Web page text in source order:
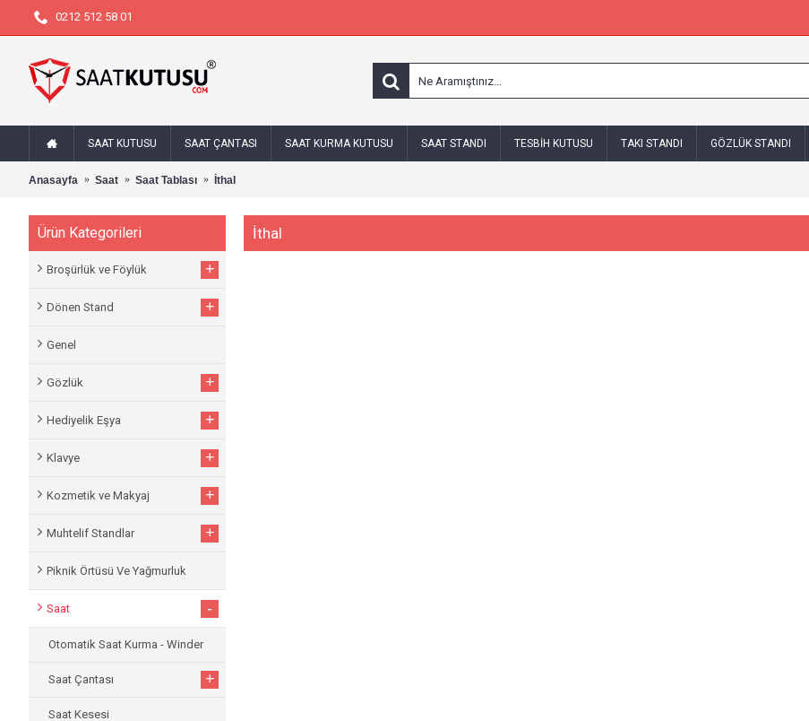
0212 512 58 01
SAAT KUTUSU SAAT ÇANTASI SAAT KURMA KUTUSU SAAT STANDI TESBIH KUTUSU TAKI STANDI GÖZLÜK STANDI
Anasayfa Saat Saat Tablası İthal
Ürün Kategorileri
Broşürlük ve Föylük +
Dönen Stand +
Genel
Gözlük +
Hediyelik Eşya +
Klavye +
Kozmetik ve Makyaj +
Muhtelif Standlar +
Piknik Örtüsü Ve Yağmurluk
Saat -
Otomatik Saat Kurma - Winder
Saat Çantası +
Saat Kesesi
İthal